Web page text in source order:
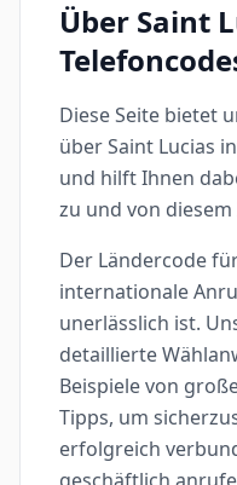
Über Saint
Diese Seite bietet
über Saint Lucias
und hilft Ihnen
zu und von
Der Ländercode
internationale
unerlässlich ist.
detaillierte
Beispiele von
Tipps, um
erfolgreich